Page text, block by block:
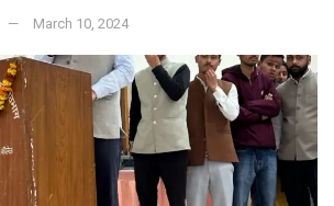
March 10, 2024